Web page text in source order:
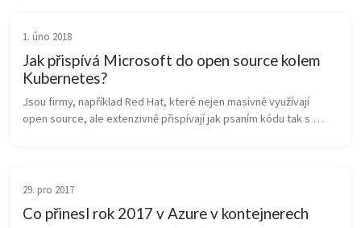
1. úno 2018
Jak přispívá Microsoft do open source kolem
Kubernetes?
Jsou firmy, například Red Hat, které nejen masivně využívají
open source, ale extenzivně přispívají jak psaním kódu tak s
29. pro 2017
Co přinesl rok 2017 v Azure v kontejnerech